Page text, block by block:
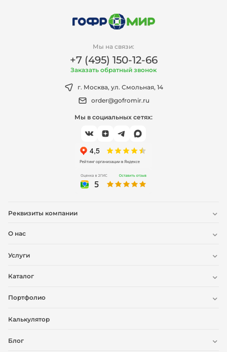
Мы на связи:
+7 (495) 150-12-66
Заказать обратный звонок
г. Москва, ул. Смольная, 14
order@gofromir.ru
Мы в социальных сетях:
Реквизиты компании
О нас
Услуги
Каталог
Портфолио
Калькулятор
Блог